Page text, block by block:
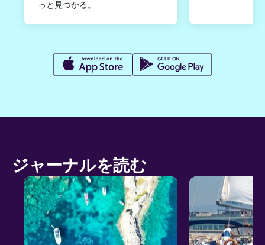
っと見つかる。
ジャーナルを読む